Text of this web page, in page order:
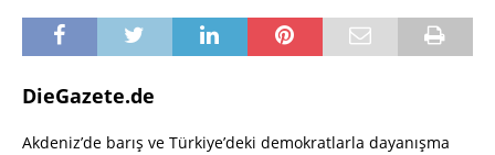
DieGazete.de
Akdeniz’de barış ve Türkiye’deki demokratlarla dayanışma